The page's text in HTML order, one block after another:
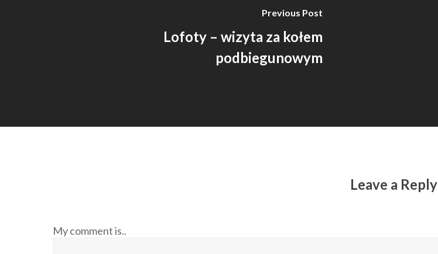
Previous Post
Lofoty – wizyta za kołem
podbiegunowym
Leave a Reply
My comment is..